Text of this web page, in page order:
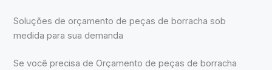
Soluções de orçamento de peças de borracha sob
medida para sua demanda
Se você precisa de Orçamento de peças de borracha